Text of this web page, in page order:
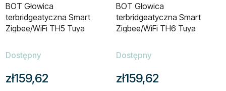
BOT Głowica
terbridgeatyczna Smart
Zigbee/WiFi TH5 Tuya
Dostępny
zł159,62
BOT Głowica
terbridgeatyczna Smart
Zigbee/WiFi TH6 Tuya
Dostępny
zł159,62